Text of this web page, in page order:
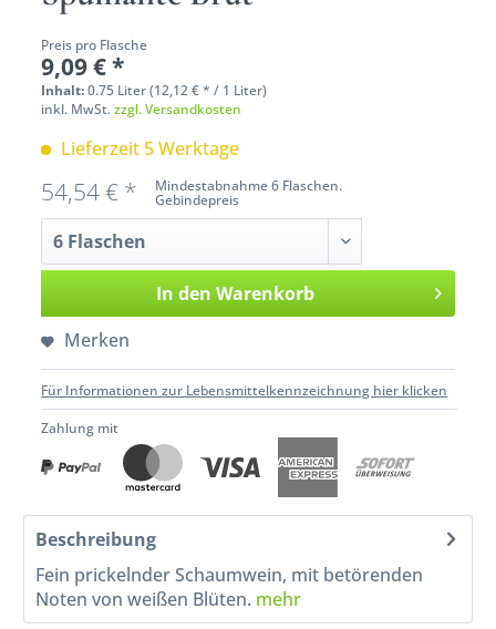
Preis pro Flasche
9,09 € *
Inhalt:0.75 Liter (12,12 € * / 1 Liter)
inkl. MwSt.zzgl. Versandkosten
Lieferzeit 5 Werktage
Mindestabnahme 6 Flaschen.
Gebindepreis
54,54 € *
In den Warenkorb
Merken
Für Informationen zur Lebensmittelkennzeichnung hier klicken
Zahlung mit
Beschreibung
Fein prickelnder Schaumwein, mit betörenden
Noten von weißen Blüten. mehr